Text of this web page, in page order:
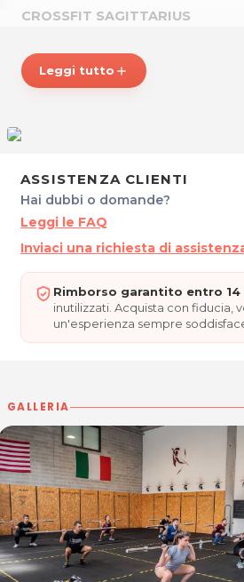
CROSSFIT SAGITTARIUS
30023 Concordia Sagittaria (VE)
Tel. 340 9291806
P.IVA 92037910277
Leggi tutto add
ASSISTENZA CLIENTI
Hai dubbi o domande?
Leggi le FAQ
Inviaci una richiesta di
Rimborso garantito entro 14
inutilizzati. Acquista con fiducia,
un'esperienza sempre
GALLERIA